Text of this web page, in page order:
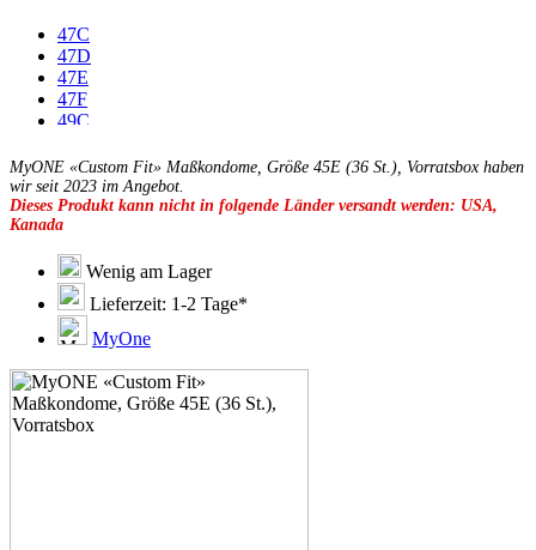
47C
47D
47E
47F
49C
49E
49F
49G
51C
51D
51E
51F
51G
51H
53D
53E
53F
MyONE «Custom Fit» Maßkondome, Größe 45E (36 St.), Vorratsbox haben
wir seit 2023 im Angebot.
Dieses Produkt kann nicht in folgende Länder versandt werden: USA,
Kanada
Wenig am Lager
Lieferzeit: 1-2 Tage*
MyOne